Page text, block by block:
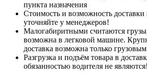
пункта назначения
Стоимость и возможность
уточняйте у менеджеров!
Малогабиритными считаются
возможна в легковой машине.
доставка возможна только
Разгрузка и подъём товара в
обязанностью водителя не являются!